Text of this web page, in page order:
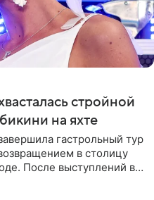
стройной
на яхте
гастрольный тур
в столицу
После выступлений в